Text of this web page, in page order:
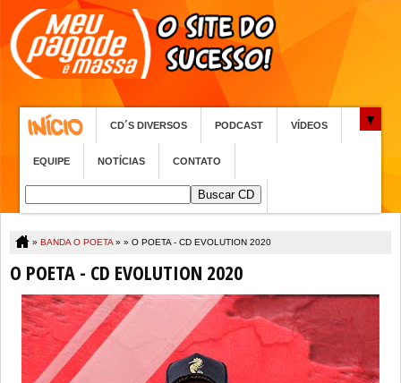
CD´S DIVERSOS PODCAST VÍDEOS
EQUIPE NOTÍCIAS CONTATO
» BANDA O POETA » » O POETA - CD EVOLUTION 2020
O POETA - CD EVOLUTION 2020